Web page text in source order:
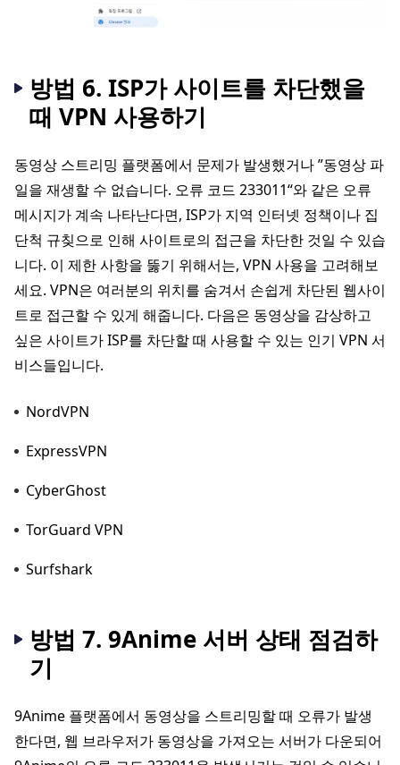
방법 6. ISP가 사이트를 차단했을
때 VPN 사용하기
동영상 스트리밍 플랫폼에서 문제가 발생했거나 ”동영상 파
일을 재생할 수 없습니다. 오류 코드 233011“와 같은 오류
메시지가 계속 나타난다면, ISP가 지역 인터넷 정책이나 집
단척 규칮으로 인해 사이트로의 접근을 차단한 것일 수 있습
니다. 이 제한 사항을 뚫기 위해서는, VPN 사용을 고려해보
세요. VPN은 여러분의 위치를 숨겨서 손쉽게 차단된 웹사이
트로 접근할 수 있게 해줍니다. 다음은 동영상을 감상하고
싶은 사이트가 ISP를 차단할 때 사용할 수 있는 인기 VPN 서
비스들입니다.
NordVPN
ExpressVPN
CyberGhost
TorGuard VPN
Surfshark
방법 7. 9Anime 서버 상태 점검하
기
9Anime 플랫폼에서 동영상을 스트리밍할 때 오류가 발생
한다면, 웹 브라우저가 동영상을 가져오는 서버가 다운되어